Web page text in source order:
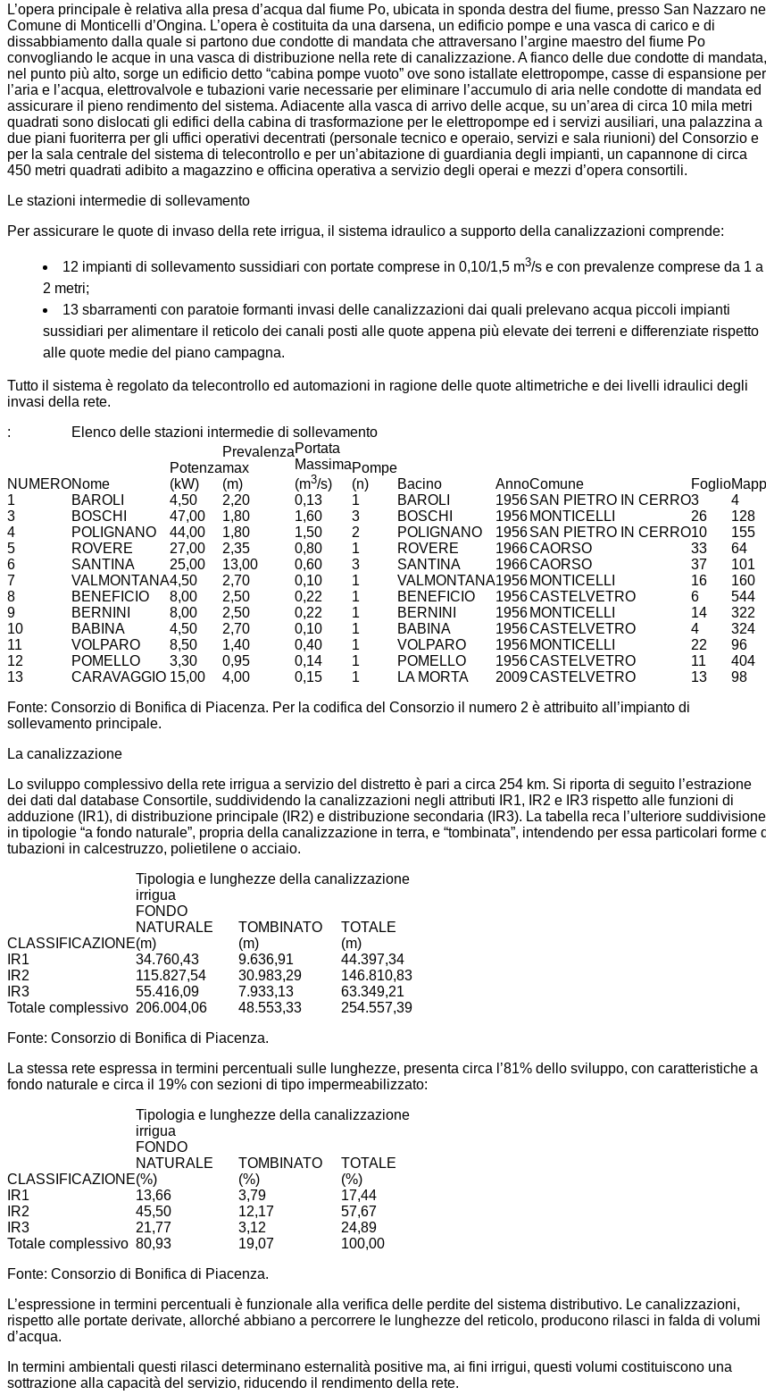
L’opera principale è relativa alla presa d’acqua dal fiume Po, ubicata in sponda destra del fiume, presso San Nazzaro nel
Comune di Monticelli d’Ongina. L’opera è costituita da una darsena, un edificio pompe e una vasca di carico e di
dissabbiamento dalla quale si partono due condotte di mandata che attraversano l’argine maestro del fiume Po
convogliando le acque in una vasca di distribuzione nella rete di canalizzazione. A fianco delle due condotte di mandata,
nel punto più alto, sorge un edificio detto “cabina pompe vuoto” ove sono istallate elettropompe, casse di espansione per
l’aria e l’acqua, elettrovalvole e tubazioni varie necessarie per eliminare l’accumulo di aria nelle condotte di mandata ed
assicurare il pieno rendimento del sistema. Adiacente alla vasca di arrivo delle acque, su un’area di circa 10 mila metri
quadrati sono dislocati gli edifici della cabina di trasformazione per le elettropompe ed i servizi ausiliari, una palazzina a
due piani fuoriterra per gli uffici operativi decentrati (personale tecnico e operaio, servizi e sala riunioni) del Consorzio e
per la sala centrale del sistema di telecontrollo e per un’abitazione di guardiania degli impianti, un capannone di circa
450 metri quadrati adibito a magazzino e officina operativa a servizio degli operai e mezzi d’opera consortili.
Le stazioni intermedie di sollevamento
Per assicurare le quote di invaso della rete irrigua, il sistema idraulico a supporto della canalizzazioni comprende:
12 impianti di sollevamento sussidiari con portate comprese in 0,10/1,5 m3/s e con prevalenze comprese da 1 a
2 metri;
13 sbarramenti con paratoie formanti invasi delle canalizzazioni dai quali prelevano acqua piccoli impianti
sussidiari per alimentare il reticolo dei canali posti alle quote appena più elevate dei terreni e differenziate rispetto
alle quote medie del piano campagna.
Tutto il sistema è regolato da telecontrollo ed automazioni in ragione delle quote altimetriche e dei livelli idraulici degli
invasi della rete.
:
Elenco delle stazioni intermedie di sollevamento
NUMERONome
Potenza
(kW)
Prevalenza
max
(m)
Portata
Massima
(m3/s)
Pompe
(n)
Bacino AnnoComune Foglio
1
BAROLI 4,50 2,20 0,13 1 BAROLI 1956SAN PIETRO IN CERRO3
4
3
BOSCHI 47,00 1,80 1,60 3 BOSCHI 1956 MONTICELLI 26
128
4
POLIGNANO 44,00 1,80 1,50 2 POLIGNANO 1956SAN PIETRO IN CERRO10
155
5
ROVERE 27,00 2,35 0,80 1 ROVERE 1966CAORSO 33
64
6
SANTINA 25,00 13,00 0,60 3 SANTINA 1966CAORSO 37
101
7
VALMONTANA4,50 2,70 0,10 1 VALMONTANA1956 MONTICELLI 16
160
8
BENEFICIO 8,00 2,50 0,22 1 BENEFICIO 1956CASTELVETRO 6
544
9
BERNINI 8,00 2,50 0,22 1 BERNINI 1956 MONTICELLI 14
322
10
BABINA 4,50 2,70 0,10 1 BABINA 1956CASTELVETRO 4
324
11
VOLPARO 8,50 1,40 0,40 1 VOLPARO 1956 MONTICELLI 22
96
12
POMELLO 3,30 0,95 0,14 1 POMELLO 1956CASTELVETRO 11
404
13
CARAVAGGIO 15,00 4,00 0,15 1 LA MORTA 2009CASTELVETRO 13
98
Fonte: Consorzio di Bonifica di Piacenza. Per la codifica del Consorzio il numero 2 è attribuito all’impianto di
sollevamento principale.
La canalizzazione
Lo sviluppo complessivo della rete irrigua a servizio del distretto è pari a circa 254 km. Si riporta di seguito l’estrazione
dei dati dal database Consortile, suddividendo la canalizzazioni negli attributi IR1, IR2 e IR3 rispetto alle funzioni di
adduzione (IR1), di distribuzione principale (IR2) e distribuzione secondaria (IR3). La tabella reca l’ulteriore suddivisione
in tipologie “a fondo naturale”, propria della canalizzazione in terra, e “tombinata”, intendendo per essa particolari forme
tubazioni in calcestruzzo, polietilene o acciaio.
Tipologia e lunghezze della canalizzazione
irrigua
CLASSIFICAZIONE
FONDO
NATURALE
(m)
TOMBINATO
(m)
TOTALE
(m)
IR1
34.760,43 9.636,91
44.397,34
IR2
115.827,54 30.983,29
146.810,83
IR3
55.416,09 7.933,13
63.349,21
Totale complessivo 206.004,06 48.553,33
254.557,39
Fonte: Consorzio di Bonifica di Piacenza.
La stessa rete espressa in termini percentuali sulle lunghezze, presenta circa l’81% dello sviluppo, con caratteristiche a
fondo naturale e circa il 19% con sezioni di tipo impermeabilizzato:
Tipologia e lunghezze della canalizzazione
irrigua
CLASSIFICAZIONE
FONDO
NATURALE
(%)
TOMBINATO
(%)
TOTALE
(%)
IR1
13,66 3,79
17,44
IR2
45,50 12,17
57,67
IR3
21,77 3,12
24,89
Totale complessivo 80,93 19,07
100,00
Fonte: Consorzio di Bonifica di Piacenza.
L’espressione in termini percentuali è funzionale alla verifica delle perdite del sistema distributivo. Le canalizzazioni,
rispetto alle portate derivate, allorché abbiano a percorrere le lunghezze del reticolo, producono rilasci in falda di volumi
d’acqua.
In termini ambientali questi rilasci determinano esternalità positive ma, ai fini irrigui, questi volumi costituiscono una
sottrazione alla capacità del servizio, riducendo il rendimento della rete.